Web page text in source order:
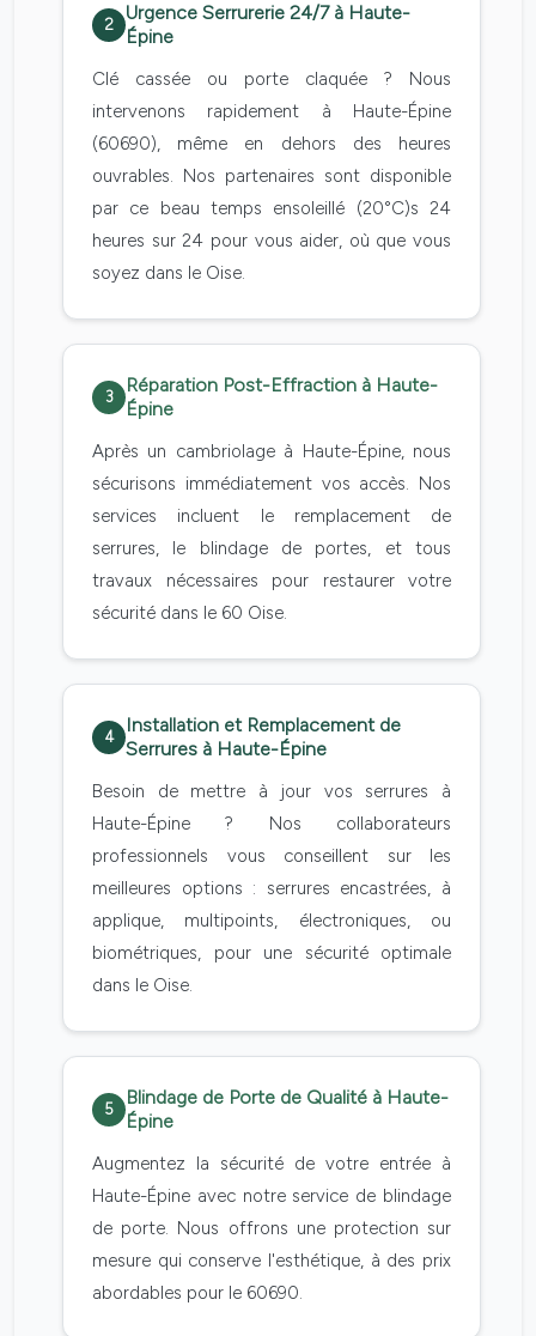
2
Urgence Serrurerie 24/7 à Haute-
Épine
Clé cassée ou porte claquée ? Nous
intervenons rapidement à Haute-Épine
(60690), même en dehors des heures
ouvrables. Nos partenaires sont disponible
par ce beau temps ensoleillé (20°C)s 24
heures sur 24 pour vous aider, où que vous
soyez dans le Oise.
3
Réparation Post-Effraction à Haute-
Épine
Après un cambriolage à Haute-Épine, nous
sécurisons immédiatement vos accès. Nos
services incluent le remplacement de
serrures, le blindage de portes, et tous
travaux nécessaires pour restaurer votre
sécurité dans le 60 Oise.
4
Installation et Remplacement de
Serrures à Haute-Épine
Besoin de mettre à jour vos serrures à
Haute-Épine ? Nos collaborateurs
professionnels vous conseillent sur les
meilleures options : serrures encastrées, à
applique, multipoints, électroniques, ou
biométriques, pour une sécurité optimale
dans le Oise.
5
Blindage de Porte de Qualité à Haute-
Épine
Augmentez la sécurité de votre entrée à
Haute-Épine avec notre service de blindage
de porte. Nous offrons une protection sur
mesure qui conserve l'esthétique, à des prix
abordables pour le 60690.